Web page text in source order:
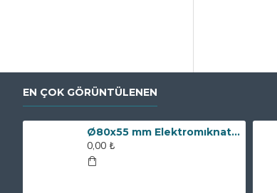
EN ÇOK GÖRÜNTÜLENEN
Ø80x55 mm Elektromıknatıs - 250 kg Çekim Gücü
0,00 ₺